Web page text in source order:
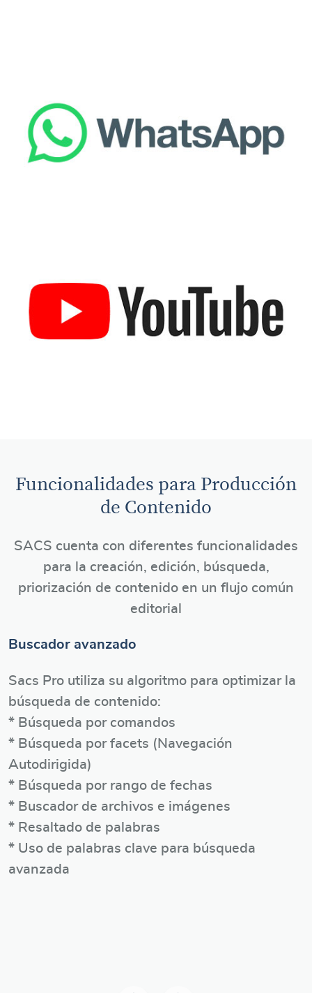
Funcionalidades para Producción
de Contenido
SACS cuenta con diferentes funcionalidades
para la creación, edición, búsqueda,
priorización de contenido en un flujo común
editorial
Buscador avanzado
Sacs Pro utiliza su algoritmo para optimizar la
búsqueda de contenido:
* Búsqueda por comandos
* Búsqueda por facets (Navegación
Autodirigida)
* Búsqueda por rango de fechas
* Buscador de archivos e imágenes
* Resaltado de palabras
* Uso de palabras clave para búsqueda
avanzada